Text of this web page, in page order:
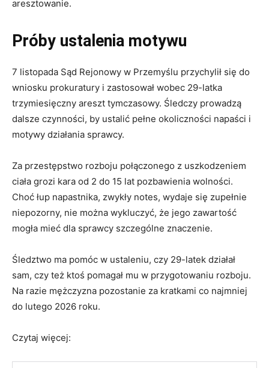
aresztowanie.
Próby ustalenia motywu
7 listopada Sąd Rejonowy w Przemyślu przychylił się do
wniosku prokuratury i zastosował wobec 29-latka
trzymiesięczny areszt tymczasowy. Śledczy prowadzą
dalsze czynności, by ustalić pełne okoliczności napaści i
motywy działania sprawcy.
Za przestępstwo rozboju połączonego z uszkodzeniem
ciała grozi kara od 2 do 15 lat pozbawienia wolności.
Choć łup napastnika, zwykły notes, wydaje się zupełnie
niepozorny, nie można wykluczyć, że jego zawartość
mogła mieć dla sprawcy szczególne znaczenie.
Śledztwo ma pomóc w ustaleniu, czy 29-latek działał
sam, czy też ktoś pomagał mu w przygotowaniu rozboju.
Na razie mężczyzna pozostanie za kratkami co najmniej
do lutego 2026 roku.
Czytaj więcej: